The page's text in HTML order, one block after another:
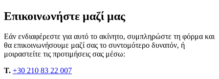
Επικοινωνήστε μαζί μας
Εάν ενδιαφέρεστε για αυτό το ακίνητο, συμπληρώστε τη φόρμα και
θα επικοινωνήσουμε μαζί σας το συντομότερο δυνατόν, ή
μοιραστείτε τις προτιμήσεις σας μέσω:
T. +30 210 83 22 007